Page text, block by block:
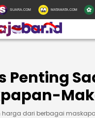
SUARA.COM MATAMATA.COM
Penting
dari berbagai